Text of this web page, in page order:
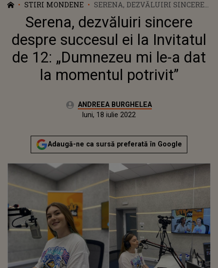
STIRI MONDENE
SERENA, DEZVĂLUIRI SINCERE
DESPRE SUCCESUL EI LA
INVITATUL DE 12: „DUMNEZEU
MI LE-A DAT LA MOMENTUL
POTRIVIT”
Serena, dezvăluiri sincere
despre succesul ei la Invitatul
de 12: „Dumnezeu mi le-a dat
la momentul potrivit”
Autor:ANDREEA BURGHELEA
Actualizat:
luni, 18 iulie 2022
Adaugă-ne ca sursă preferată în Google